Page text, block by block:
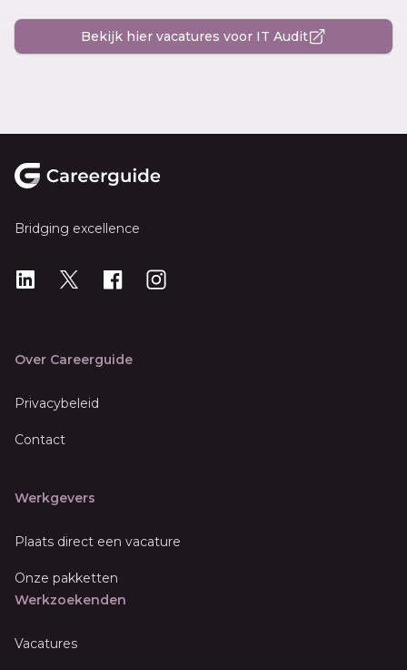
Bekijk hier vacatures voor IT Audit
Bridging excellence
LinkedIn
X Instagram
Over Careerguide
Privacybeleid
Contact
Werkgevers
Plaats direct een vacature
Onze pakketten
Werkzoekenden
Vacatures